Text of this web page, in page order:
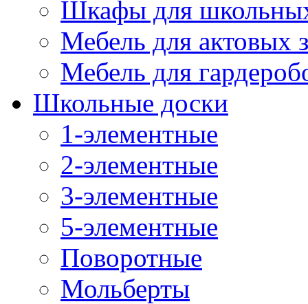
Шкафы для
Мебель для актовых
Мебель для
Школьные доски
1-элементные
2-элементные
3-элементные
5-элементные
Поворотные
Мольберты